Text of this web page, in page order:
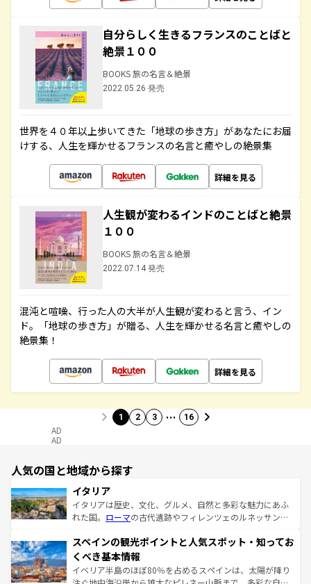
自分らしく生きるフランスのことばと
絶景１００
BOOKS 旅の名言＆絶景
2022.05.26 発売
世界を４０年以上歩いてきた「地球の歩き方」があなたにお届
けする、人生を輝かせるフランスの名言と癒やしの絶景集
詳細を見る
人生観が変わるインドのことばと絶景
１００
BOOKS 旅の名言＆絶景
2022.07.14 発売
混沌と喧噪、行った人の大半が人生観が変わると言う、イン
ド。「地球の歩き方」が贈る、人生を輝かせる名言と癒やしの
絶景集！
詳細を見る
1 2 3 … 16
AD
AD
人気の国と地域から探す
イタリア
イタリアは歴史、文化、グルメ、自然と多彩な魅力にあふ
れた国。 ローマの古代遺跡やフィレンツェのルネッサンス
ろん、トスカーナの美しい田園風景やアマルフィ海岸の絶
景など、自然景観も見逃せない。観光の合間には、本場の
ピザやパスタなど、絶品のイタリア料理を堪能することも
できる。朝目覚めてから夜眠るまで、すべての瞬間を楽し
スペインの観光ポイントと人気スポット・知ってお
くべき基本情報
イベリア半島のほぼ80％を占めるスペインは、太陽が降り